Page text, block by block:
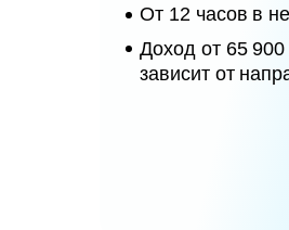
От 12 часов в
Доход от 65
зависит от